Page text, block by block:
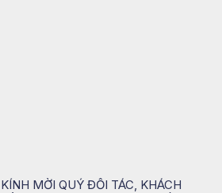
KÍNH MỜI QUÝ ĐỐI TÁC, KHÁCH